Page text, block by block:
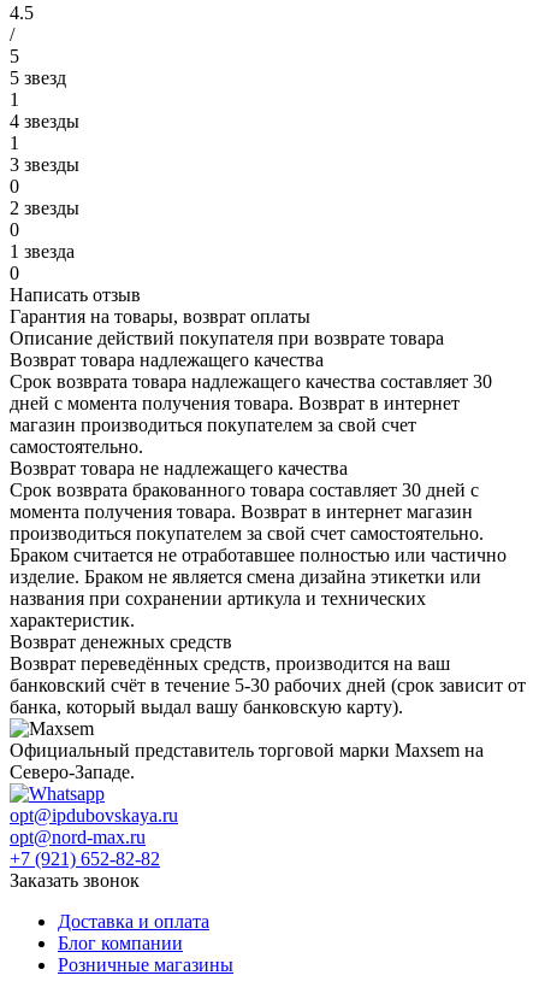
4.5
/
5
5 звезд
1
4 звезды
1
3 звезды
0
2 звезды
0
1 звезда
0
Написать отзыв
Гарантия на товары, возврат оплаты
Описание действий покупателя при возврате товара
Возврат товара надлежащего качества
Срок возврата товара надлежащего качества составляет 30
дней с момента получения товара. Возврат в интернет
магазин производиться покупателем за свой счет
самостоятельно.
Возврат товара не надлежащего качества
Срок возврата бракованного товара составляет 30 дней с
момента получения товара. Возврат в интернет магазин
производиться покупателем за свой счет самостоятельно.
Браком считается не отработавшее полностью или частично
изделие. Браком не является смена дизайна этикетки или
названия при сохранении артикула и технических
характеристик.
Возврат денежных средств
Возврат переведённых средств, производится на ваш
банковский счёт в течение 5-30 рабочих дней (срок зависит от
банка, который выдал вашу банковскую карту).
Официальный представитель торговой марки Maxsem на
Северо-Западе.
opt@ipdubovskaya.ru
opt@nord-max.ru
+7 (921) 652-82-82
Заказать звонок
Доставка и оплата
Блог компании
Розничные магазины